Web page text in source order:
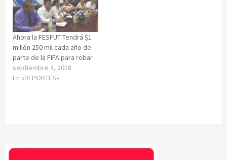
Ahora la FESFUT Tendrá $1
millón 250 mil cada año de
parte de la FIFA para robar
septiembre 4, 2018
En «DEPORTES»